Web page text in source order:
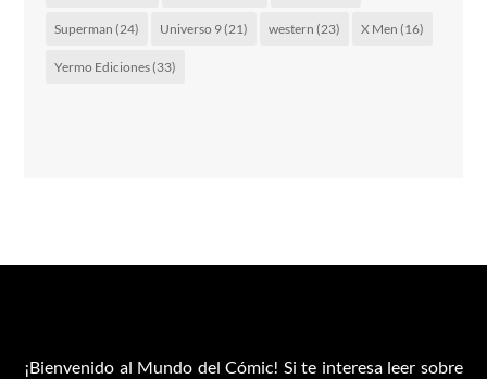
Superman (24) Universo 9(21) western (23) X Men (16)
Yermo Ediciones(33)
¡Bienvenido al Mundo del Cómic! Si te interesa leer sobre